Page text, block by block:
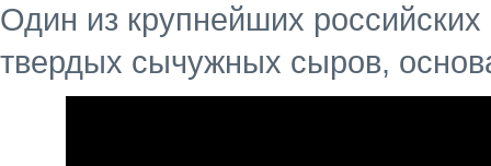
Один из крупнейших российских
твердых сычужных сыров,